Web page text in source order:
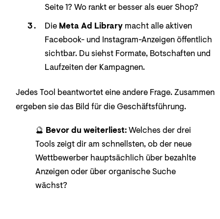
Seite 1? Wo rankt er besser als euer Shop?
Die Meta Ad Librarymacht alle aktiven
Facebook- und Instagram-Anzeigen öffentlich
sichtbar. Du siehst Formate, Botschaften und
Laufzeiten der Kampagnen.
Jedes Tool beantwortet eine andere Frage. Zusammen
ergeben sie das Bild für die Geschäftsführung.
🔮 Bevor du weiterliest:Welches der drei
Tools zeigt dir am schnellsten, ob der neue
Wettbewerber hauptsächlich über bezahlte
Anzeigen oder über organische Suche
wächst?